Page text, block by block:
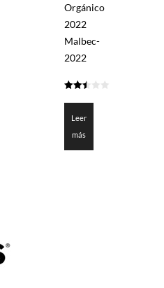
Orgánico
2022
Malbec-
2022
de 5
Leer
más